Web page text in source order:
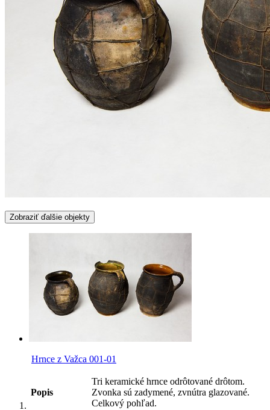
Zobraziť ďalšie objekty
Hrnce z Važca 001-01
Popis
Tri keramické hrnce odrôtované drôtom.
Zvonka sú zadymené, zvnútra glazované.
Celkový pohľad.